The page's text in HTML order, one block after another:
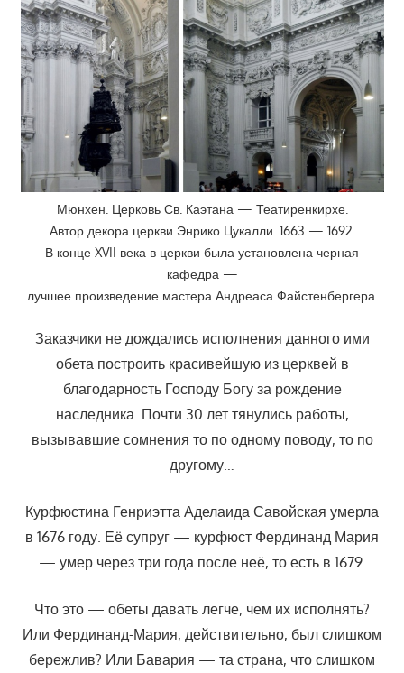
Мюнхен. Церковь Св. Каэтана — Театиренкирхе.
Автор декора церкви Энрико Цукалли. 1663 — 1692.
В конце XVII века в церкви была установлена черная
кафедра —
лучшее произведение мастера Андреаса Файстенбергера.
Заказчики не дождались исполнения данного ими
обета построить красивейшую из церквей в
благодарность Господу Богу за рождение
наследника. Почти 30 лет тянулись работы,
вызывавшие сомнения то по одному поводу, то по
другому…
Курфюстина Генриэтта Аделаида Савойская умерла
в 1676 году. Её супруг — курфюст Фердинанд Мария
— умер через три года после неё, то есть в 1679.
Что это — обеты давать легче, чем их исполнять?
Или Фердинанд-Мария, действительно, был слишком
бережлив? Или Бавария — та страна, что слишком